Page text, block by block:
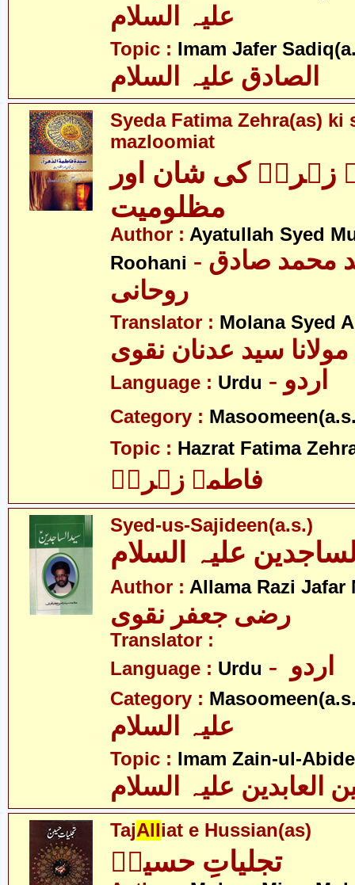
Topic : Imam Jafer
الصادق علیہ السلام
Syeda Fatima Zehra(as) ki
mazloomiat
زہراؑ کی شان اور
مظلومیت
Author : Ayatullah Syed
Roohani - آیت اللہ سید محمد صادق
روحانی
Translator : Molana Syed
مولانا سید عدنان نقوی
Language : Urdu - اردو
Category :
Topic : Hazrat Fatima
فاطمہ زہراؑ
Syed-us-Sajideen(a.s.)
Author : Allama Razi Jafar
رضی جعفر نقوی
Translator :
Language : Urdu
Category :
Topic : Imam Zain-ul-
العابدین علیہ السلام
TajAlliat e Hussian(as)
تجلیاتِ حسینؑ